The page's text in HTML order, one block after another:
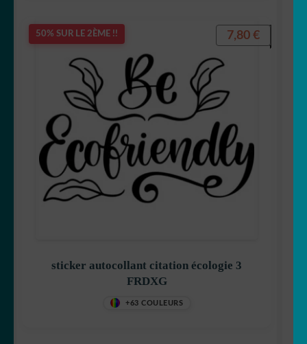
50% SUR LE 2ÈME !!
sticker autocollant citation écologie 3
FRDXG
+63 COULEURS
7,80 €